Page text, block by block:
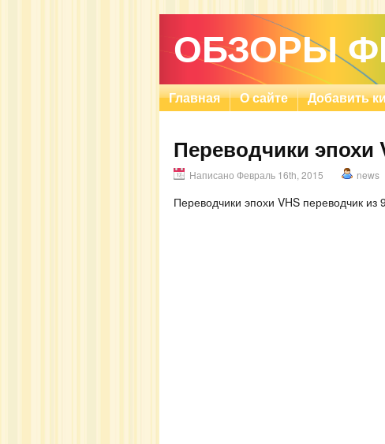
ОБЗОРЫ
Главная О сайте Добавить
Переводчики эпохи
Написано Февраль 16th, 2015 news
Переводчики эпохи VHS переводчик из